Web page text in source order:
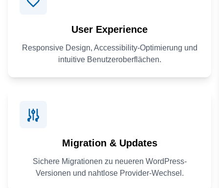
User Experience
Responsive Design, Accessibility-Optimierung und
intuitive Benutzeroberflächen.
Migration & Updates
Sichere Migrationen zu neueren WordPress-
Versionen und nahtlose Provider-Wechsel.